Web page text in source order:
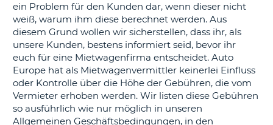
ein Problem für den Kunden dar, wenn dieser nicht
weiß, warum ihm diese berechnet werden. Aus
diesem Grund wollen wir sicherstellen, dass ihr, als
unsere Kunden, bestens informiert seid, bevor ihr
euch für eine Mietwagenfirma entscheidet. Auto
Europe hat als Mietwagenvermittler keinerlei Einfluss
oder Kontrolle über die Höhe der Gebühren, die vom
Vermieter erhoben werden. Wir listen diese Gebühren
so ausführlich wie nur möglich in unseren
Allgemeinen Geschäftsbedingungen, in den